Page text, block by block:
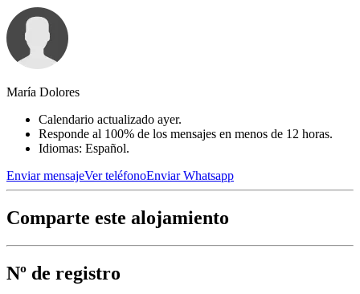
María Dolores
Calendario actualizado ayer.
Responde al 100% de los mensajes en menos de 12 horas.
Idiomas: Español.
Enviar mensajeVer teléfonoEnviar Whatsapp
Comparte este alojamiento
Nº de registro